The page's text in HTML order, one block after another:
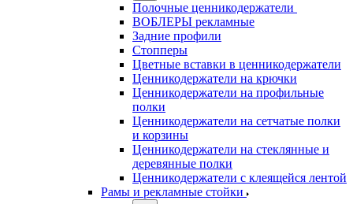
Полочные ценникодержатели
ВОБЛЕРЫ рекламные
Задние профили
Стопперы
Цветные вставки в ценникодержатели
Ценникодержатели на крючки
Ценникодержатели на профильные
полки
Ценникодержатели на сетчатые полки
и корзины
Ценникодержатели на стеклянные и
деревянные полки
Ценникодержатели с клеящейся лентой
Рамы и рекламные стойки